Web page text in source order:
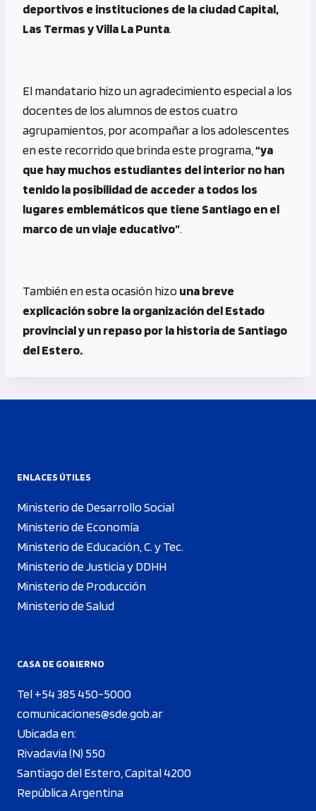
deportivos e instituciones de la ciudad Capital,
Las Termas y Villa La Punta.
El mandatario hizo un agradecimiento especial a los
docentes de los alumnos de estos cuatro
agrupamientos, por acompañar a los adolescentes
en este recorrido que brinda este programa, “ya
que hay muchos estudiantes del interior no han
tenido la posibilidad de acceder a todos los
lugares emblemáticos que tiene Santiago en el
marco de un viaje educativo”.
También en esta ocasión hizouna breve
explicación sobre la organización del Estado
provincial y un repaso por la historia de Santiago
del Estero.
ENLACES ÚTILES
Ministerio de Desarrollo Social
Ministerio de Economía
Ministerio de Educación, C. y Tec.
Ministerio de Justicia y DDHH
Ministerio de Producción
Ministerio de Salud
CASA DE GOBIERNO
Tel +54 385 450-5000
comunicaciones@sde.gob.ar
Ubicada en:
Rivadavia (N) 550
Santiago del Estero, Capital 4200
República Argentina